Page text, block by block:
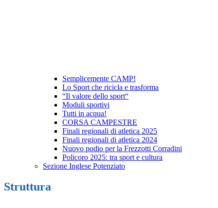
Semplicemente CAMP!
Lo Sport che ricicla e trasforma
“Il valore dello sport“
Moduli sportivi
Tutti in acqua!
CORSA CAMPESTRE
Finali regionali di atletica 2025
Finali regionali di atletica 2024
Nuovo podio per la Frezzotti Corradini
Policoro 2025: tra sport e cultura
Sezione Inglese Potenziato
Struttura